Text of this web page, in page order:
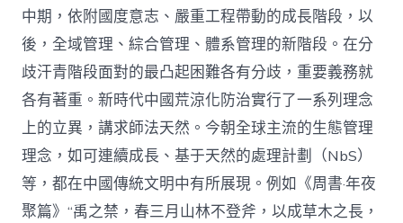
中期，依附國度意志、嚴重工程帶動的成長階段，以
後，全域管理、綜合管理、體系管理的新階段。在分
歧汗青階段面對的最凸起困難各有分歧，重要義務就
各有著重。新時代中國荒涼化防治實行了一系列理念
上的立異，講求師法天然。今朝全球主流的生態管理
理念，如可連續成長、基于天然的處理計劃（NbS）
等，都在中國傳統文明中有所展現。例如《周書·年夜
聚篇》“禹之禁，春三月山林不登斧，以成草木之長，